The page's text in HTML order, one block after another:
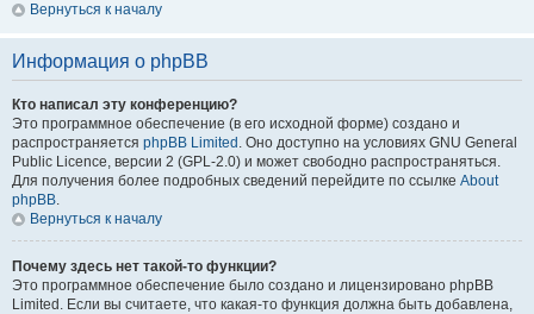
Вернуться к началу
Информация о phpBB
Кто написал эту конференцию?
Это программное обеспечение (в его исходной форме) создано и
распространяется phpBB Limited . Оно доступно на условиях GNU General
Public Licence, версии 2 (GPL-2.0) и может свободно распространяться.
Для получения более подробных сведений перейдите по ссылке About
phpBB.
Вернуться к началу
Почему здесь нет такой-то функции?
Это программное обеспечение было создано и лицензировано phpBB
Limited. Если вы считаете, что какая-то функция должна быть добавлена,